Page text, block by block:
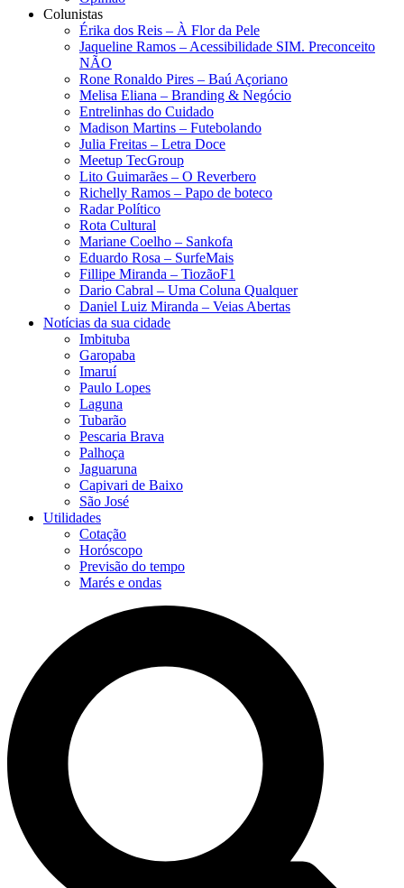
Colunistas
Érika dos Reis​ – À Flor da Pele
Jaqueline Ramos – Acessibilidade SIM. Preconceito
NÃO
Rone Ronaldo Pires – Baú Açoriano
Melisa Eliana – Branding & Negócio
Entrelinhas do Cuidado
Madison Martins – Futebolando
Julia Freitas​ – Letra Doce
Meetup TecGroup
Lito Guimarães – O Reverbero
Richelly Ramos​ – Papo de boteco
Radar Político
Rota Cultural
Mariane Coelho – Sankofa
Eduardo Rosa​ – SurfeMais
Fillipe Miranda – TiozãoF1
Dario Cabral – Uma Coluna Qualquer
Daniel Luiz Miranda – Veias Abertas
Notícias da sua cidade
Imbituba
Garopaba
Imaruí
Paulo Lopes
Laguna
Tubarão
Pescaria Brava
Palhoça
Jaguaruna
Capivari de Baixo
São José
Utilidades
Cotação
Horóscopo
Previsão do tempo
Marés e ondas